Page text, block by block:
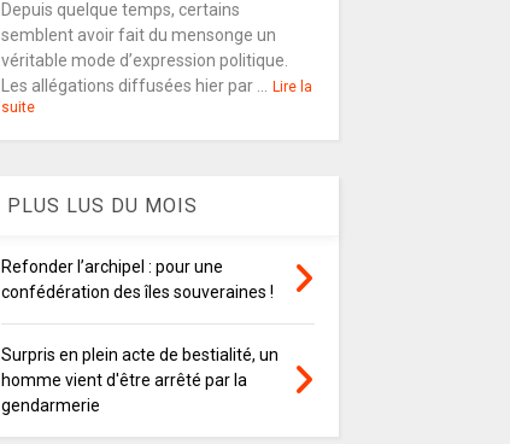
Depuis quelque temps, certains
semblent avoir fait du mensonge un
véritable mode d’expression politique.
Les allégations diffusées hier par ...
Lire la
suite
PLUS LUS DU MOIS
Refonder l’archipel : pour une
confédération des îles souveraines !
Surpris en plein acte de bestialité, un
homme vient d'être arrêté par la
gendarmerie